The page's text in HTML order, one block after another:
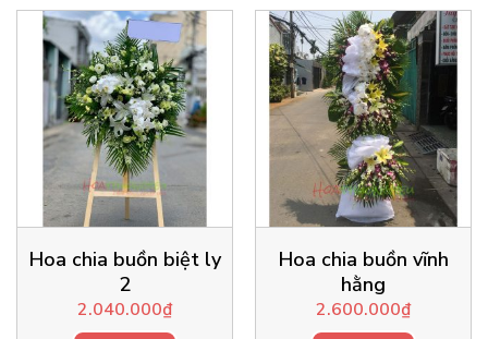
Hoa chia buồn biệt ly
2
2.040.000₫
Hoa chia buồn vĩnh
hằng
2.600.000₫